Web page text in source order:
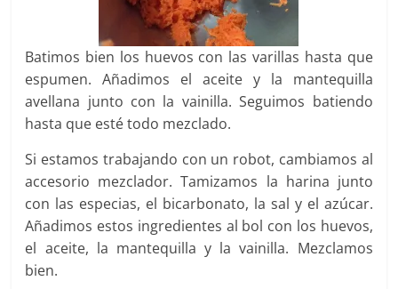
Batimos bien los huevos con las varillas hasta que
espumen. Añadimos el aceite y la mantequilla
avellana junto con la vainilla. Seguimos batiendo
hasta que esté todo mezclado.
Si estamos trabajando con un robot, cambiamos al
accesorio mezclador. Tamizamos la harina junto
con las especias, el bicarbonato, la sal y el azúcar.
Añadimos estos ingredientes al bol con los huevos,
el aceite, la mantequilla y la vainilla. Mezclamos
bien.